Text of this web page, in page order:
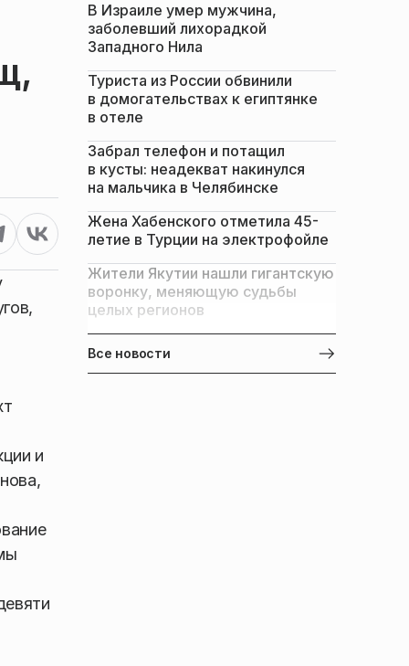
и
В Израиле умер мужчина,
заболевший лихорадкой
Западного Нила
Туриста из России обвинили
в домогательствах к египтянке
в отеле
Забрал телефон и потащил
в кусты: неадекват накинулся
на мальчика в Челябинске
Жена Хабенского отметила 45-
летие в Турции на электрофойле
Жители Якутии нашли гигантскую
воронку, меняющую судьбы
целых регионов
Все новости